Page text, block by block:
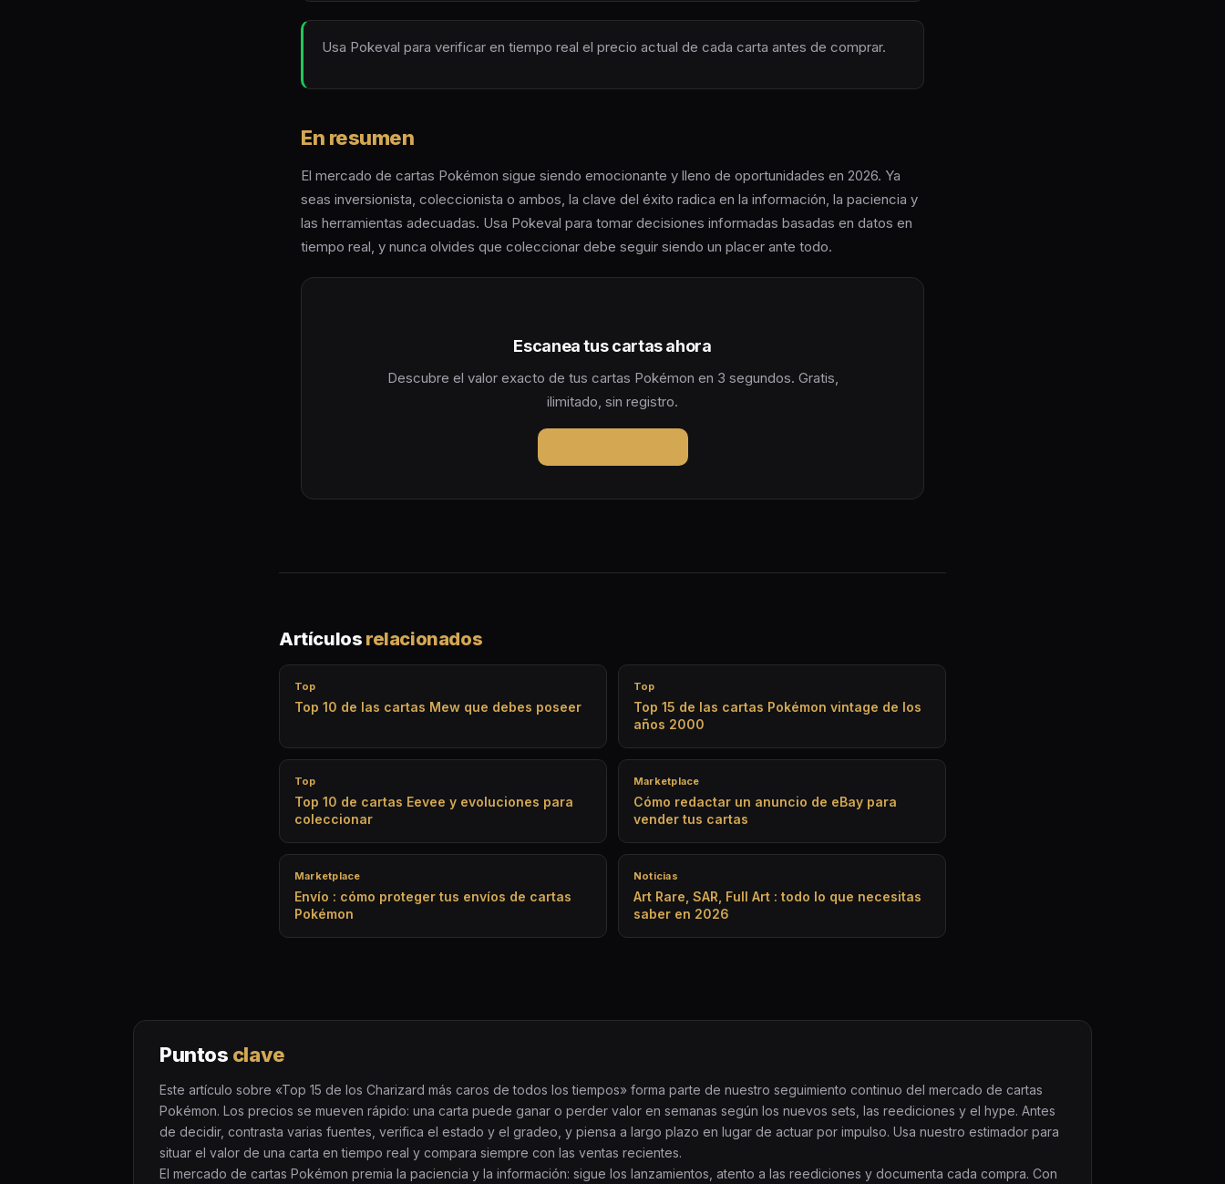
Usa Pokeval para verificar en tiempo real el precio actual de cada carta antes de comprar.
En resumen
El mercado de cartas Pokémon sigue siendo emocionante y lleno de oportunidades en 2026. Ya
seas inversionista, coleccionista o ambos, la clave del éxito radica en la información, la paciencia y
las herramientas adecuadas. Usa Pokeval para tomar decisiones informadas basadas en datos en
tiempo real, y nunca olvides que coleccionar debe seguir siendo un placer ante todo.
Escanea tus cartas ahora
Descubre el valor exacto de tus cartas Pokémon en 3 segundos. Gratis,
ilimitado, sin registro.
Artículos relacionados
Top
Top 10 de las cartas Mew que debes poseer
Top
Top 15 de las cartas Pokémon vintage de los
años 2000
Top
Top 10 de cartas Eevee y evoluciones para
coleccionar
Marketplace
Cómo redactar un anuncio de eBay para
vender tus cartas
Marketplace
Envío : cómo proteger tus envíos de cartas
Pokémon
Noticias
Art Rare, SAR, Full Art : todo lo que necesitas
saber en 2026
Puntos clave
Este artículo sobre «Top 15 de los Charizard más caros de todos los tiempos» forma parte de nuestro seguimiento continuo del mercado de cartas
Pokémon. Los precios se mueven rápido: una carta puede ganar o perder valor en semanas según los nuevos sets, las reediciones y el hype. Antes
de decidir, contrasta varias fuentes, verifica el estado y el gradeo, y piensa a largo plazo en lugar de actuar por impulso. Usa nuestro estimador para
situar el valor de una carta en tiempo real y compara siempre con las ventas recientes.
El mercado de cartas Pokémon premia la paciencia y la información: sigue los lanzamientos, atento a las reediciones y documenta cada compra. Con